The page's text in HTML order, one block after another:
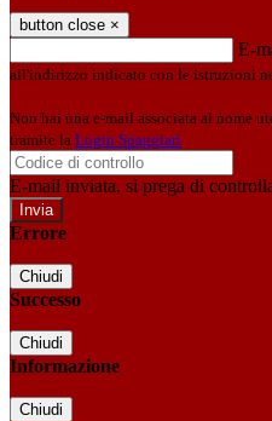
button close ×
E-
all'indirizzo indicato con le istruzioni
Non hai una e-mail associata al nome
tramite la Login Spaggiari
E-mail inviata, si prega di
Errore
Chiudi
Successo
Chiudi
Informazione
Chiudi